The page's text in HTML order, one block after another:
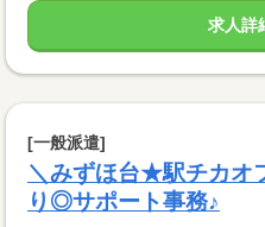
求人詳
[一般派遣]
＼みずほ台★駅チカオ
り◎サポート事務♪